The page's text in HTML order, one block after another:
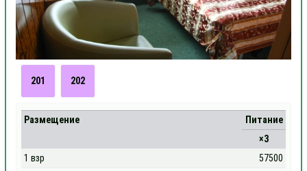
201 202
Размещение
Питание
×3
1 взр
57500